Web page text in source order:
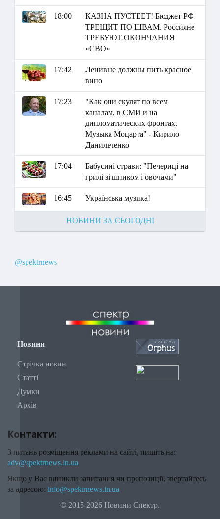
18:00
КАЗНА ПУСТЕЕТ! Бюджет РФ
ТРЕЩИТ ПО ШВАМ. Россияне
ТРЕБУЮТ ОКОНЧАНИЯ
«СВО»
17:42
Ленивые должны пить красное
вино
17:23
"Как они скулят по всем
каналам, в СМИ и на
дипломатических фронтах.
Музыка Моцарта" - Кирило
Данильченко
17:04
Бабусині страви: "Печериці на
грилі зі шпиком і овочами"
16:45 Українська музика!
НОВИНИ ЗА СЬОГОДНІ
@spektrnews
Новини
Стрічка новин
Статті
Думки
Архів
Контакти:
З питань розміщення реклами на сайті, пишіть на:
adv@spektrnews.in.ua
Якщо у Вас виникли запитання чи пропозиції, звертайтесь
за адресою: info@spektrnews.in.ua
© 2015-2026 Новини Спектр.